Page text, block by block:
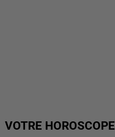
VOTRE HOROSCOPE